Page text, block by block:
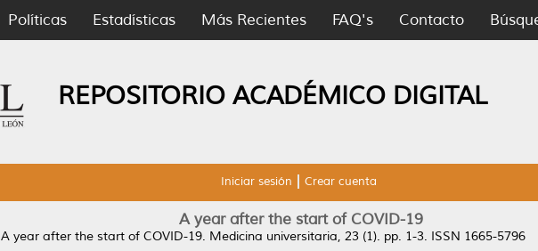
Políticas Estadísticas Más Recientes FAQ's Contacto
REPOSITORIO ACADÉMICO DIGITAL
Iniciar sesión Crear cuenta
A year after the start of COVID-19
A year after the start of COVID-19. Medicina universitaria, 23 (1). pp. 1-3. ISSN 1665-5796